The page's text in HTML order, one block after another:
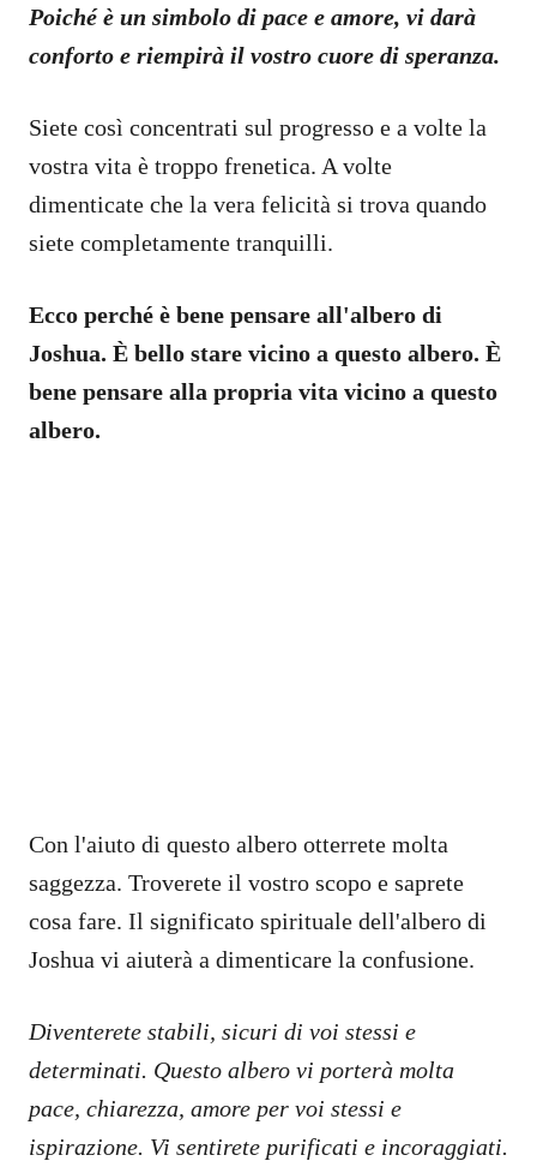
Poiché è un simbolo di pace e amore, vi darà
conforto e riempirà il vostro cuore di speranza.
Siete così concentrati sul progresso e a volte la
vostra vita è troppo frenetica. A volte
dimenticate che la vera felicità si trova quando
siete completamente tranquilli.
Ecco perché è bene pensare all'albero di
Joshua. È bello stare vicino a questo albero. È
bene pensare alla propria vita vicino a questo
albero.
Con l'aiuto di questo albero otterrete molta
saggezza. Troverete il vostro scopo e saprete
cosa fare. Il significato spirituale dell'albero di
Joshua vi aiuterà a dimenticare la confusione.
Diventerete stabili, sicuri di voi stessi e
determinati. Questo albero vi porterà molta
pace, chiarezza, amore per voi stessi e
ispirazione. Vi sentirete purificati e incoraggiati.